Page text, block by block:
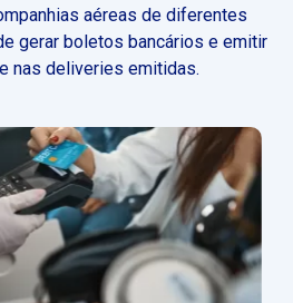
aéreas de diferentes
gerar boletos bancários e emitir
nas deliveries emitidas.